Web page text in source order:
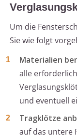
Um die
Sie wie folgt
Materialien
alle
und eventuell
Tragklötze
auf das untere